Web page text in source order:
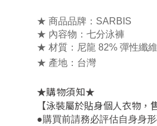
★ 商品品牌：SARBIS
★ 內容物：七分泳褲
★ 材質： 尼龍 82% 彈性纖
★ 產地：台灣
★購物須知★
【泳裝屬於貼身個人衣物，
●購買前請務必評估自身身